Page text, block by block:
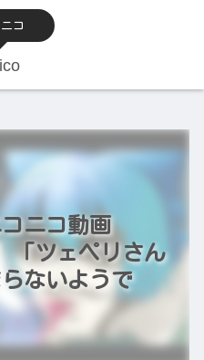
コ
ニコ動画
「ツェペリさん
ないようで